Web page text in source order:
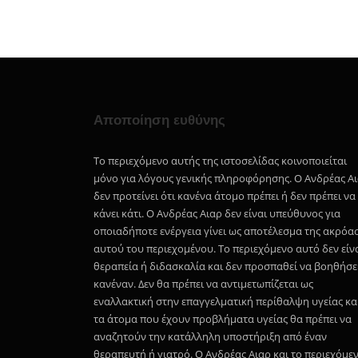
Αποποίηση ευθύνης
Το περιεχόμενο αυτής της ιστοσελίδας κοινοποιείται
μόνο για λόγους γενικής πληροφόρησης. Ο Ανδρέας
δεν προτείνει ότι κανένα άτομο πρέπει ή δεν πρέπει να
κάνει κάτι. Ο Ανδρέας Αιαρ δεν είναι υπεύθυνος για
οποιαδήποτε ενέργεια γίνει ως αποτέλεσμα της
αυτού του περιεχομένου. Το περιεχόμενο αυτό δεν
θεραπεία ή διδασκαλία και δεν προσπαθεί να
κανέναν. Δεν θα πρέπει να αντιμετωπίζεται ως
εναλλακτική στην επαγγελματική περίθαλψη υγείας
τα άτομα που έχουν προβλήματα υγείας θα πρέπει να
αναζητούν την κατάλληλη υποστήριξη από έναν
θεραπευτή ή γιατρό. Ο Ανδρέας Αιαρ και το